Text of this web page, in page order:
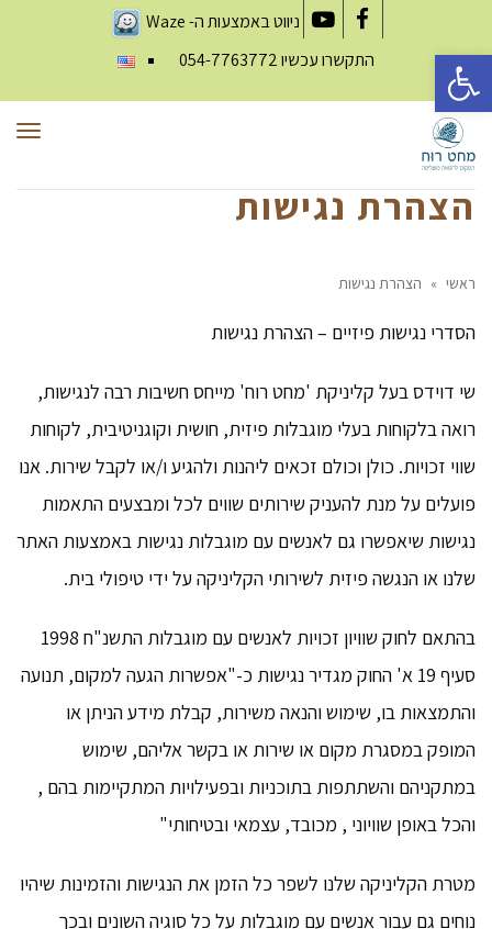
Facebook
YouTube
ניווט באמצעות ה-Waze
התקשרו עכשיו054-7763772
הצהרת נגישות
ראשי » הצהרת נגישות
הסדרי נגישות פיזיים – הצהרת נגישות
שי דוידס בעל קליניקת 'מחט רוח' מייחס חשיבות רבה לנגישות,
רואה בלקוחות בעלי מוגבלות פיזית, חושית וקוגניטיבית, לקוחות
שווי זכויות. כולן וכולם זכאים ליהנות ולהגיע ו/או לקבל שירות. אנו
פועלים על מנת להעניק שירותים שווים לכל ומבצעים התאמות
נגישות שיאפשרו גם לאנשים עם מוגבלות נגישות באמצעות האתר
שלנו או הנגשה פיזית לשירותי הקליניקה על ידי טיפולי בית.
בהתאם לחוק שוויון זכויות לאנשים עם מוגבלות התשנ"ח 1998
סעיף 19 א' החוק מגדיר נגישות כ-"אפשרות הגעה למקום, תנועה
והתמצאות בו, שימוש והנאה משירות, קבלת מידע הניתן או
המופק במסגרת מקום או שירות או בקשר אליהם, שימוש
במתקניהם והשתתפות בתוכניות ובפעילויות המתקיימות בהם ,
והכל באופן שוויוני , מכובד, עצמאי ובטיחותי"
מטרת הקליניקה שלנו לשפר כל הזמן את הנגישות והזמינות שיהיו
נוחים גם עבור אנשים עם מוגבלות על כל סוגיה השונים ובכך
פתח סרגל נגישות